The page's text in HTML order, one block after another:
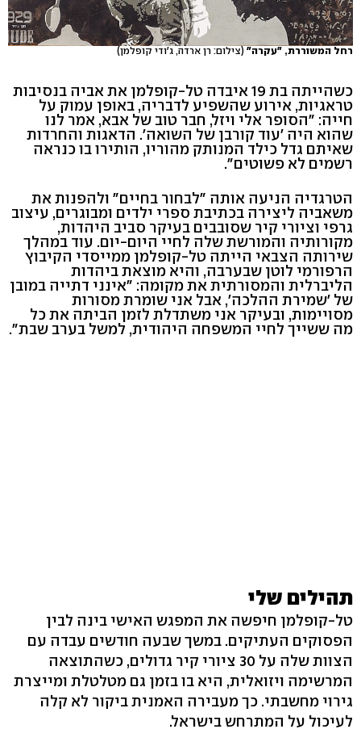
רחל המשוררת, "עקרה" (צילום: רן ארדה, ג'ודי קופלמן)
כשהייתה בת 19 איבדה טל-קופלמן את אביה בנסיבות
טראגיות, אירוע שהשפיע לדבריה, באופן עמוק על
חייה: "הסופר אלי ויזל, חבר טוב של אבא, אמר לנו
שהוא היה 'עוד קורבן של השואה'. הדאגות והחרדות
שאיתם גדל כילד המנותק מהוריו, הותירו בו כנראה
רשמים לא פשוטים".
הטרגדיה הניעה אותה "לבחור בחיים" ולהפנות את
משאביה ליצירה בכתיבת ספרי ילדים ומבוגרים, עיצוב
גרפי וציורי קיר שסובבים בעיקר סביב היהדות,
מקורותיה והמורשת שלה לחיי היום-יום. עוד במהלך
שירותה הצבאי הייתה טל-קופלמן ממייסדי הקיבוץ
הרפורמי לוטן שבערבה, והיא מוצאת ביהדות
הליברלית והמסורתית את מקומה: "אינני דתייה במובן
של 'שמירת ההלכה', אבל אני שומרת מסורות
מסויימות, ובעיקר אני משתדלת לזמן הביתה את כל
מה ששייך לחיי המשפחה היהודית, למשל בערב שבת".
תהילים שלי
טל-קופלמן חיפשה את המפגש האישי בינה לבין
הפסוקים העתיקים. במשך שבעה חודשים עבדה עם
הצוות שלה על 30 ציורי קיר גדולים, כשהתוצאה
המרשימה ויזואלית, היא בו בזמן גם מטלטלת ומייצרת
גירוי מחשבתי. כך מעבירה האמנית ביקור לא קלה
לעיכול על המתרחש בישראל.